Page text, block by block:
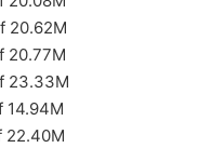
20.62M
20.77M
23.33M
14.94M
22.40M